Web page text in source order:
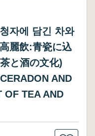
자에 담긴 차와
麗飲:青瓷に込
と酒の文化)
AND
OF TEA AND